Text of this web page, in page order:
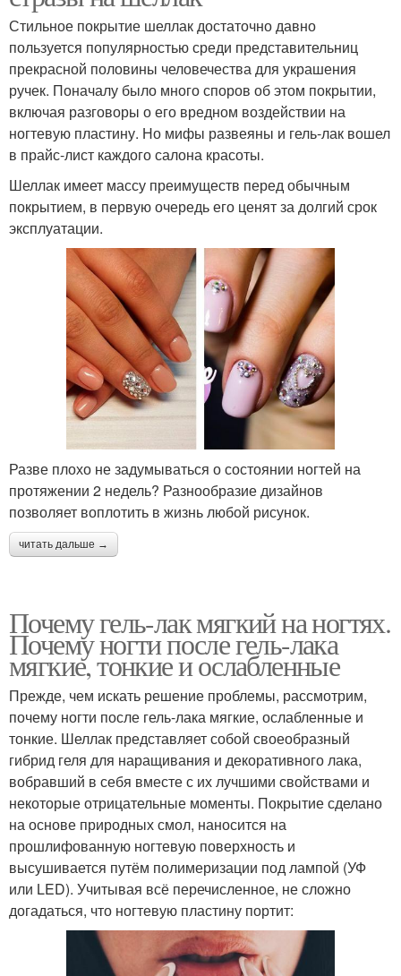
Стильное покрытие шеллак достаточно давно
пользуется популярностью среди представительниц
прекрасной половины человечества для украшения
ручек. Поначалу было много споров об этом покрытии,
включая разговоры о его вредном воздействии на
ногтевую пластину. Но мифы развеяны и гель-лак вошел
в прайс-лист каждого салона красоты.
Шеллак имеет массу преимуществ перед обычным
покрытием, в первую очередь его ценят за долгий срок
эксплуатации.
Разве плохо не задумываться о состоянии ногтей на
протяжении 2 недель? Разнообразие дизайнов
позволяет воплотить в жизнь любой рисунок.
читать дальше →
Почему гель-лак мягкий на ногтях.
Почему ногти после гель-лака
мягкие, тонкие и ослабленные
Прежде, чем искать решение проблемы, рассмотрим,
почему ногти после гель-лака мягкие, ослабленные и
тонкие. Шеллак представляет собой своеобразный
гибрид геля для наращивания и декоративного лака,
вобравший в себя вместе с их лучшими свойствами и
некоторые отрицательные моменты. Покрытие сделано
на основе природных смол, наносится на
прошлифованную ногтевую поверхность и
высушивается путём полимеризации под лампой (УФ
или LED). Учитывая всё перечисленное, не сложно
догадаться, что ногтевую пластину портит: